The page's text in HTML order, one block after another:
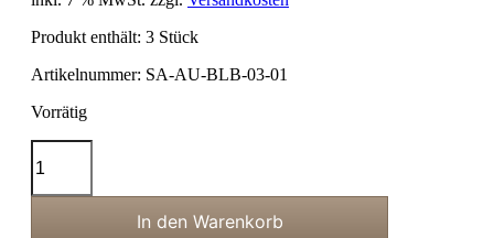
Produkt enthält: 3 Stück
Artikelnummer: SA-AU-BLB-03-01
Vorrätig
Blueberry
(Auto)
In den Warenkorb